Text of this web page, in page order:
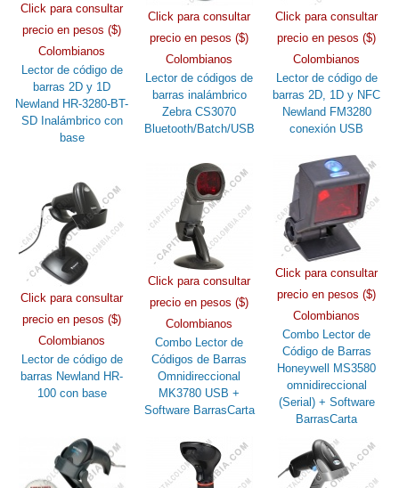
Click para consultar
precio en pesos ($)
Colombianos
Lector de código de
barras 2D y 1D
Newland HR-3280-BT-
SD Inalámbrico con
base
Click para consultar
precio en pesos ($)
Colombianos
Lector de códigos de
barras inalámbrico
Zebra CS3070
Bluetooth/Batch/USB
Click para consultar
precio en pesos ($)
Colombianos
Lector de código de
barras 2D, 1D y NFC
Newland FM3280
conexión USB
Click para consultar
precio en pesos ($)
Colombianos
Lector de código de
barras Newland HR-
100 con base
Click para consultar
precio en pesos ($)
Colombianos
Combo Lector de
Códigos de Barras
Omnidireccional
MK3780 USB +
Software BarrasCarta
Click para consultar
precio en pesos ($)
Colombianos
Combo Lector de
Código de Barras
Honeywell MS3580
omnidireccional
(Serial) + Software
BarrasCarta